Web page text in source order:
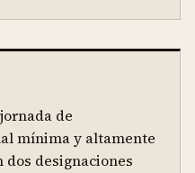
de
mínima y altamente
dos designaciones